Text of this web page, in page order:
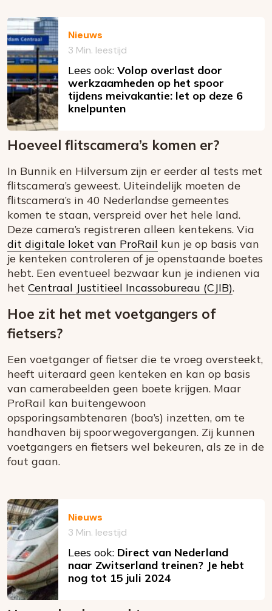
Nieuws
3 Min. leestijd
Lees ook: Volop overlast door
werkzaamheden op het spoor
tijdens meivakantie: let op deze 6
knelpunten
Hoeveel flitscamera’s komen er?
In Bunnik en Hilversum zijn er eerder al tests met
flitscamera’s geweest. Uiteindelijk moeten de
flitscamera’s in 40 Nederlandse gemeentes
komen te staan, verspreid over het hele land.
Deze camera’s registreren alleen kentekens. Via
dit digitale loket van ProRail kun je op basis van
je kenteken controleren of je openstaande boetes
hebt. Een eventueel bezwaar kun je indienen via
het Centraal Justitieel Incassobureau (CJIB).
Hoe zit het met voetgangers of
fietsers?
Een voetganger of fietser die te vroeg oversteekt,
heeft uiteraard geen kenteken en kan op basis
van camerabeelden geen boete krijgen. Maar
ProRail kan buitengewoon
opsporingsambtenaren (boa’s) inzetten, om te
handhaven bij spoorwegovergangen. Zij kunnen
voetgangers en fietsers wel bekeuren, als ze in de
fout gaan.
Nieuws
3 Min. leestijd
Lees ook: Direct van Nederland
naar Zwitserland treinen? Je hebt
nog tot 15 juli 2024